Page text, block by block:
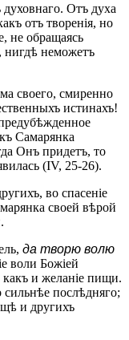
духовнаго. Отъ духа
отъ творенія, но
не обращаясь
нигдѣ неможетъ
своего, смиренно
истинахъ!
Самарянка
Онъ придетъ, то
(IV, 25-26).
во спасеніе
своей вѣрой
да творю волю
воли Божіей
и желаніе пищи.
послѣдняго;
и другихъ